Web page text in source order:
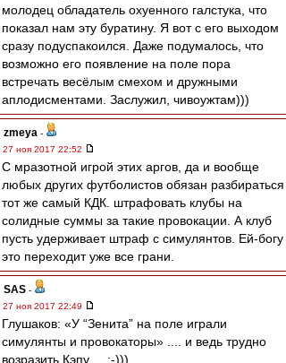
молодец обладатель охуенного галстука, что
показал нам эту буратину. Я вот с его выходом
сразу подуспакоился. Даже подумалось, что
возможно его появление на поле пора
встречать весёлым смехом и дружными
аплодисментами. Заслужил, чивоужтам)))
zmeya -
27 ноя 2017 22:52
С мразотной игрой этих аргов, да и вообще
любых других футболистов обязан разбираться
тот же самый КДК. штрафовать клубы на
солидные суммы за такие провокации. А клуб
пусть удерживает штраф с симулянтов. Ей-богу
это переходит уже все грани.
SAS -
27 ноя 2017 22:49
Глушаков: «У “Зенита” на поле играли
симулянты и провокаторы» .... и ведь трудно
возразить Кэпу ... :-)))